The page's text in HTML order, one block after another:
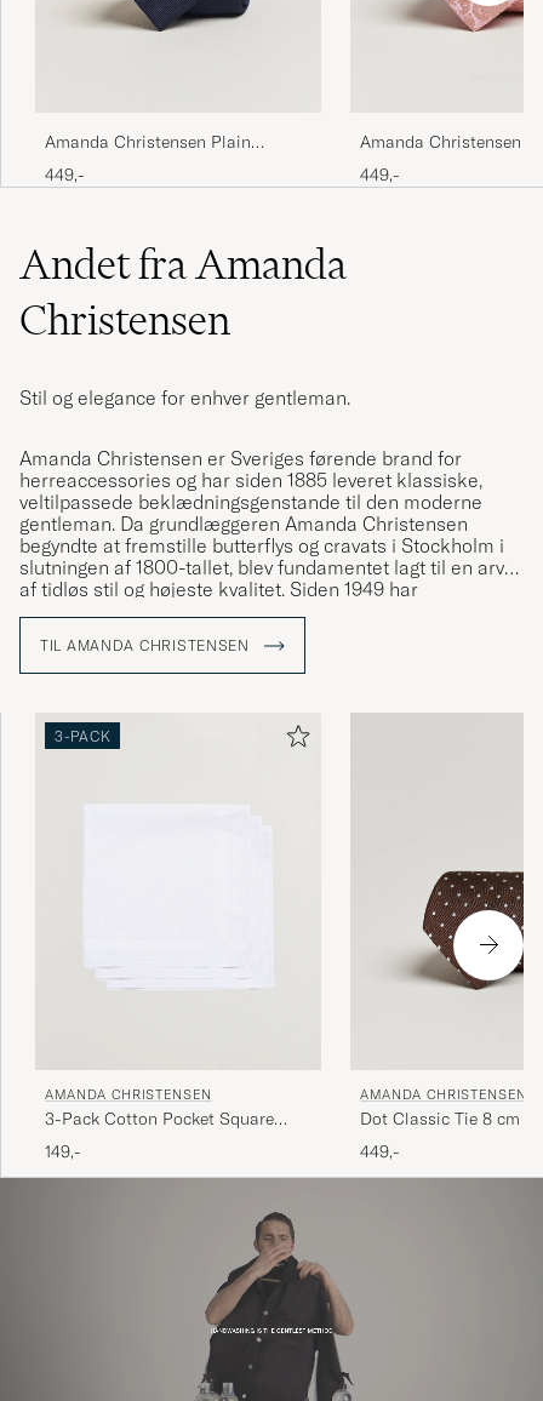
Amanda Christensen Plain
Classic Tie 8 cm Navy
449,-
Amanda Christensen
Paisley Tie 8 cm
449,-
Andet fra Amanda
Christensen
Stil og elegance for enhver gentleman.
Amanda Christensen er Sveriges førende brand for
herreaccessories og har siden 1885 leveret klassiske,
veltilpassede beklædningsgenstande til den moderne
gentleman. Da grundlæggeren Amanda Christensen
begyndte at fremstille butterflys og cravats i Stockholm i
slutningen af 1800-tallet, blev fundamentet lagt til en arv
af tidløs stil og højeste kvalitet. Siden 1949 har
virksomheden været kongelig hofleverandør og tilbyder i
manchetknapper – detaljer der forstærker
personligheden og stilen hos bevidste mænd verden over.
Comosøen i Italien, hvor håndværket er blevet bevaret
gennem generationer.
TIL AMANDA CHRISTENSEN
3-PACK
AMANDA CHRISTENSEN
3-Pack Cotton Pocket Square
White
149,-
AMANDA CHRISTENSEN
Dot Classic Tie 8 cm
449,-